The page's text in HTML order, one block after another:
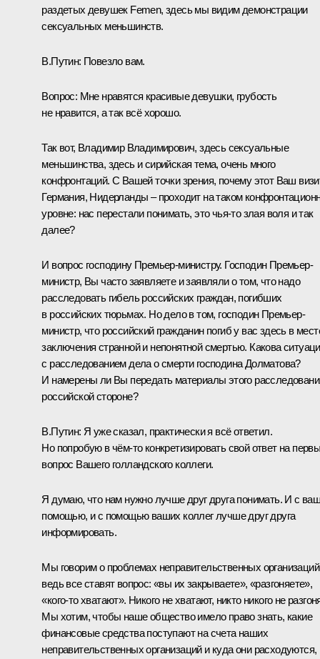
раздетых девушек Femen, здесь мы видим демонстрации
сексуальных меньшинств.
В.Путин: Повезло вам.
Вопрос: Мне нравятся красивые девушки, грубость
не нравится, а так всё хорошо.
Так вот, Владимир Владимирович, здесь сексуальные
меньшинства, здесь и сирийская тема, очень много
конфронтаций. С Вашей точки зрения, почему этот Ваш
Германия, Нидерланды – проходит на таком
уровне: нас перестали понимать, это чья‑то злая воля и так
далее?
И вопрос господину Премьер-министру. Господин Премьер-
министр, Вы часто заявляете и заявляли о том, что надо
расследовать гибель российских граждан, погибших
в российских тюрьмах. Но дело в том, господин Премьер-
министр, что российский гражданин погиб у вас здесь в
заключения странной и непонятной смертью. Какова
с расследованием дела о смерти господина Долматова?
И намерены ли Вы передать материалы этого
российской стороне?
В.Путин: Я уже сказал, практически я всё ответил.
Но попробую в чём‑то конкретизировать свой ответ на
вопрос Вашего голландского коллеги.
Я думаю, что нам нужно лучше друг друга понимать. И с
помощью, и с помощью ваших коллег лучше друг друга
информировать.
Мы говорим о проблемах неправительственных
ведь все ставят вопрос: «вы их закрываете», «разгоняете»,
«кого‑то хватают». Никого не хватают, никто никого не
Мы хотим, чтобы наше общество имело право знать, какие
финансовые средства поступают на счета наших
неправительственных организаций и куда они расходуются,